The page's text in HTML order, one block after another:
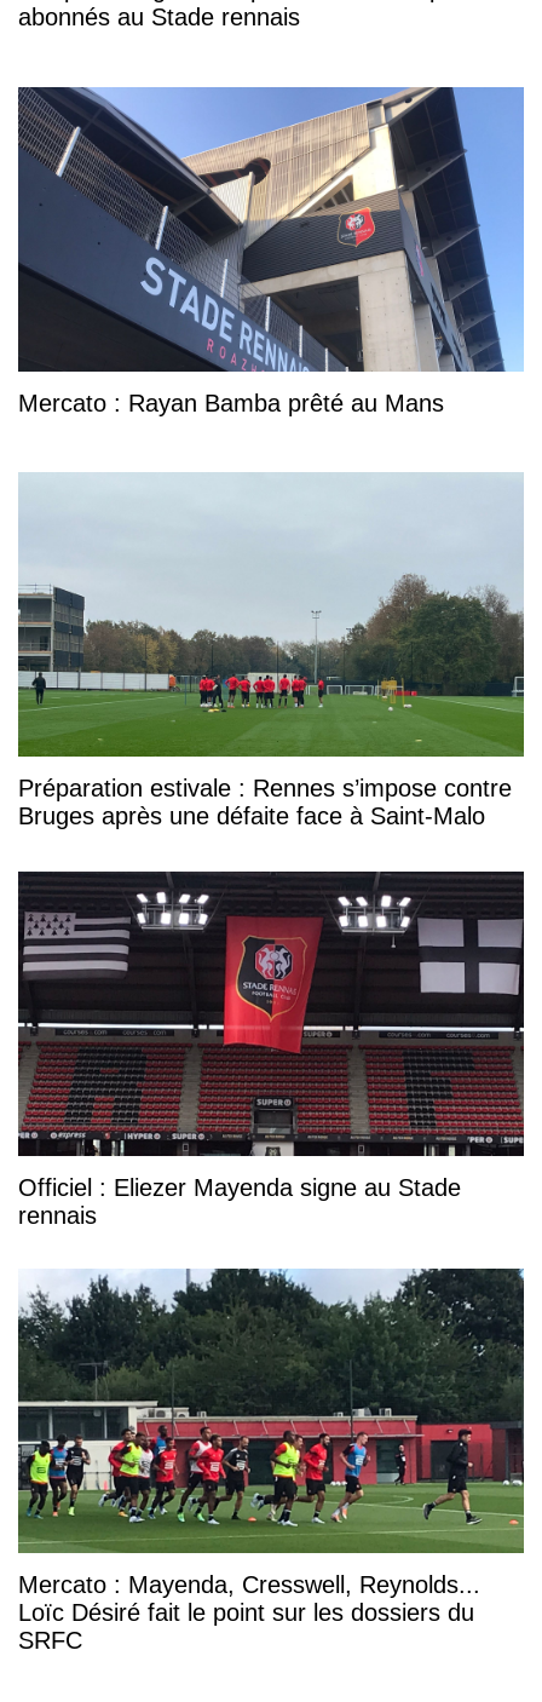
abonnés au Stade rennais
Mercato : Rayan Bamba prêté au Mans
Préparation estivale : Rennes s’impose contre
Bruges après une défaite face à Saint-Malo
Officiel : Eliezer Mayenda signe au Stade
rennais
Mercato : Mayenda, Cresswell, Reynolds...
Loïc Désiré fait le point sur les dossiers du
SRFC